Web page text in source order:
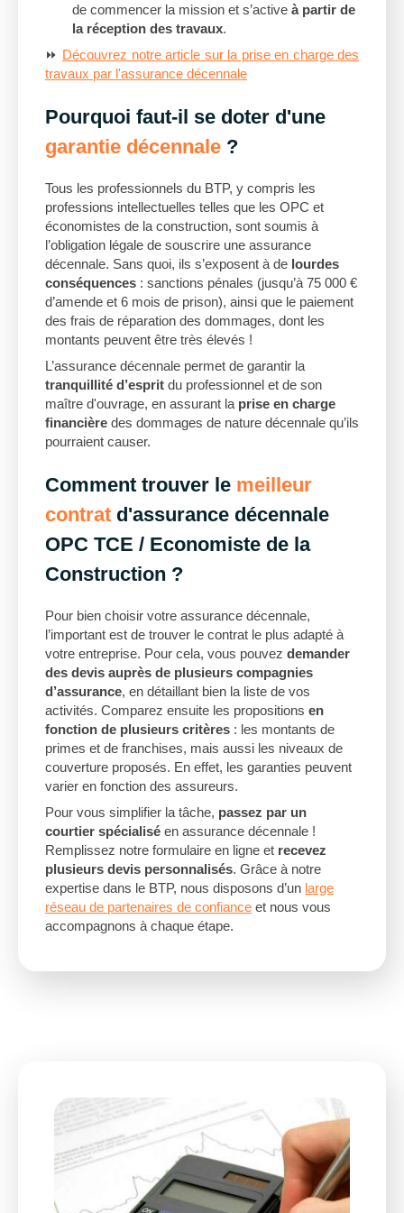
de commencer la mission et s’active à partir de
la réception des travaux.
⏩ Découvrez notre article sur la prise en charge des
travaux par l'assurance décennale
Pourquoi faut-il se doter d'une
garantie décennale ?
Tous les professionnels du BTP, y compris les
professions intellectuelles telles que les OPC et
économistes de la construction, sont soumis à
l’obligation légale de souscrire une assurance
décennale. Sans quoi, ils s’exposent à de lourdes
conséquences : sanctions pénales (jusqu’à 75 000 €
d’amende et 6 mois de prison), ainsi que le paiement
des frais de réparation des dommages, dont les
montants peuvent être très élevés !
L’assurance décennale permet de garantir la
tranquillité d’esprit du professionnel et de son
maître d'ouvrage, en assurant la prise en charge
financière des dommages de nature décennale qu’ils
pourraient causer.
Comment trouver le meilleur
contrat d'assurance décennale
OPC TCE / Economiste de la
Construction ?
Pour bien choisir votre assurance décennale,
l’important est de trouver le contrat le plus adapté à
votre entreprise. Pour cela, vous pouvez demander
des devis auprès de plusieurs compagnies
d’assurance, en détaillant bien la liste de vos
activités. Comparez ensuite les propositions en
fonction de plusieurs critères : les montants de
primes et de franchises, mais aussi les niveaux de
couverture proposés. En effet, les garanties peuvent
varier en fonction des assureurs.
Pour vous simplifier la tâche, passez par un
courtier spécialisé en assurance décennale !
Remplissez notre formulaire en ligne et recevez
plusieurs devis personnalisés. Grâce à notre
expertise dans le BTP, nous disposons d’un large
réseau de partenaires de confiance et nous vous
accompagnons à chaque étape.